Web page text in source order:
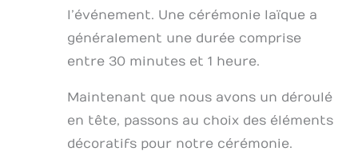
l’événement. Une cérémonie laïque a
généralement une durée comprise
entre 30 minutes et 1 heure.
Maintenant que nous avons un déroulé
en tête, passons au choix des éléments
décoratifs pour notre cérémonie.